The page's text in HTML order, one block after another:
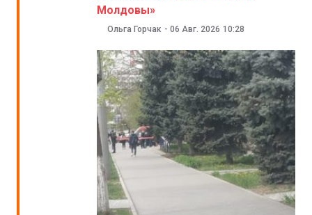
Молдовы»
Ольга Горчак - 06 Авг. 2026 10:28